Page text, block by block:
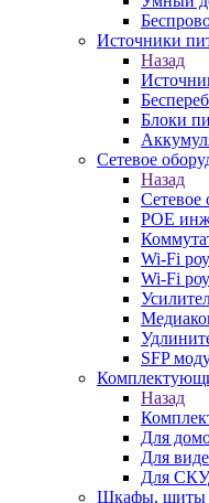
Источники
Назад
Блоки
Сетевое
Назад
Сетевое
POE
Wi-Fi
Wi-Fi
SFP
Назад
Для
Для
Для
Шкафы, щиты